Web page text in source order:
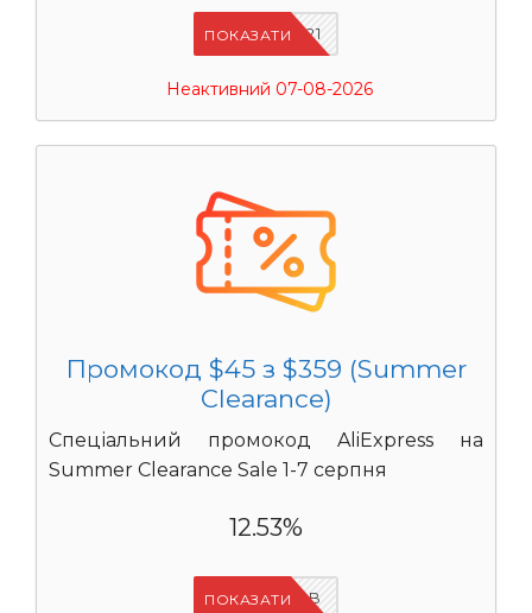
IFPYLM21
ПОКАЗАТИ
Неактивний 07-08-2026
Промокод $45 з $359 (Summer
Clearance)
Спеціальний промокод AliExpress на
Summer Clearance Sale 1-7 серпня
12.53%
IFPIMPAB
ПОКАЗАТИ